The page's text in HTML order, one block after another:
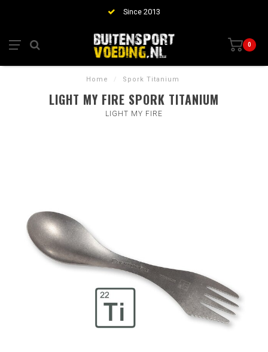
Since 2013
0
Home / Spork Titanium
LIGHT MY FIRE SPORK TITANIUM
LIGHT MY FIRE